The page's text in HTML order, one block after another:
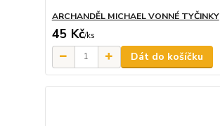
ARCHANDĚL MICHAEL VONNÉ TYČINKY
45 Kč/ks
Dát do košíčku